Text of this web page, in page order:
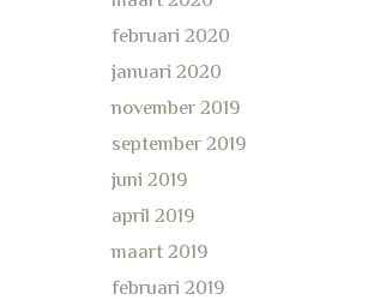
februari 2020
januari 2020
november 2019
september 2019
juni 2019
april 2019
maart 2019
februari 2019